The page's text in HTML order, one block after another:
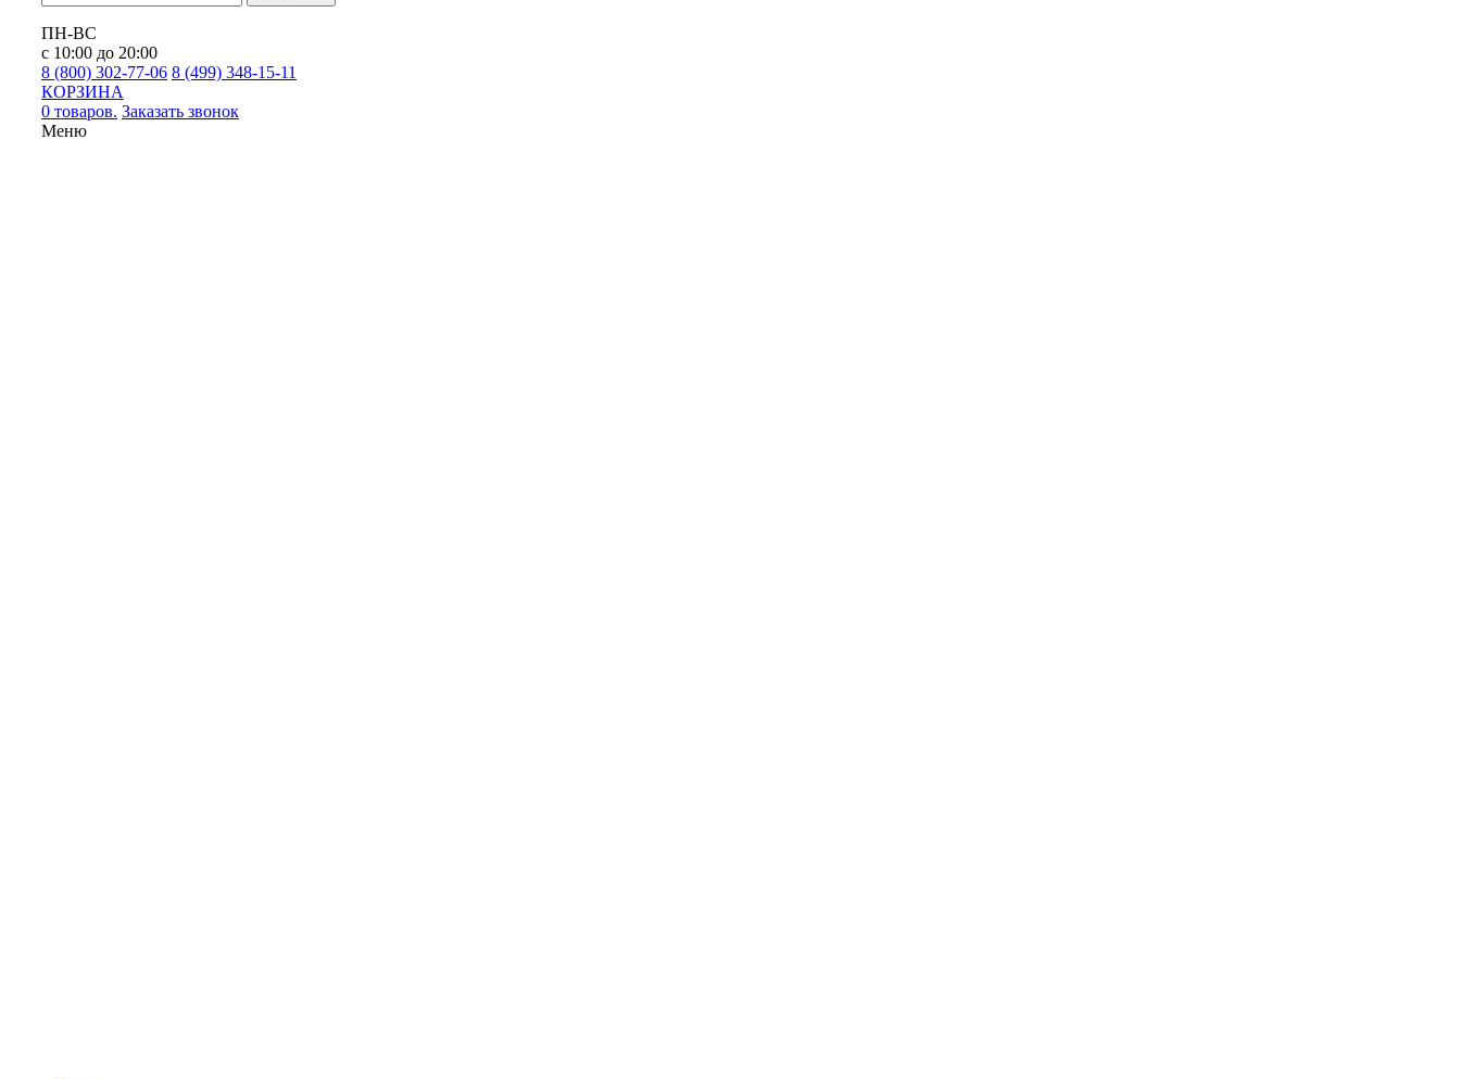
ПН-ВС
с 10:00 до 20:00
8 (800) 302-77-06 8 (499) 348-15-11
КОРЗИНА
0 товаров. Заказать звонок
Меню